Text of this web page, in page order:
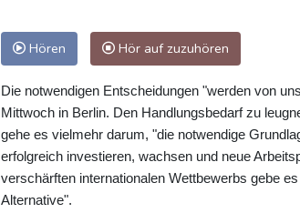
Hören Hör auf zuzuhören
Die notwendigen Entscheidungen "werden von
Mittwoch in Berlin. Den Handlungsbedarf zu
gehe es vielmehr darum, "die notwendige
erfolgreich investieren, wachsen und neue
verschärften internationalen Wettbewerbs gebe
Alternative".